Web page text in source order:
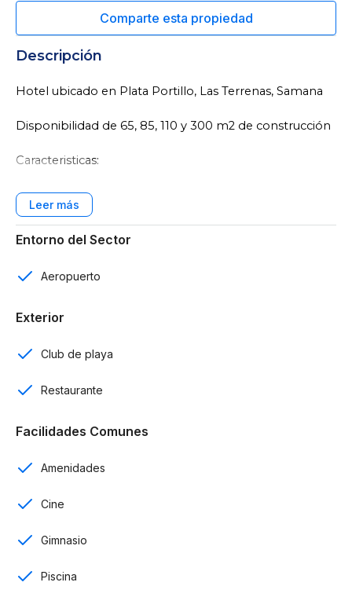
Descripción
Hotel ubicado en Plata Portillo, Las Terrenas, Samana
Disponibilidad de 65, 85, 110 y 300 m2 de construcción
Caracteristicas:
Suites sencillas o dobles
Townhouses de 2 habitaciones
Club de playa
Bares
Spa
Piscina
Jauzzi
Entorno del Sector
Aeropuerto
Exterior
Club de playa
Restaurante
Facilidades Comunes
Amenidades
Cine
Gimnasio
Piscina